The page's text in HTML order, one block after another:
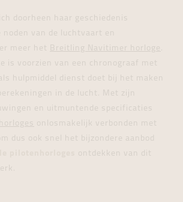
doorheen haar geschiedenis
noden van de luchtvaart en
meer het
Breitling Navitimer horloge .
is voorzien van een chronograaf met
hulpmiddel dienst doet bij het maken
in de lucht. Met zijn
en uitmuntende specificaties
onlosmakelijk verbonden met
dus ook snel het bijzondere aanbod
ontdekken van dit